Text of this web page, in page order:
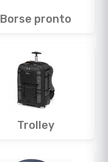
Borse pronto
Trolley